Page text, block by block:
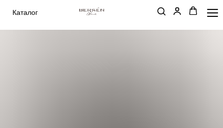
Каталог